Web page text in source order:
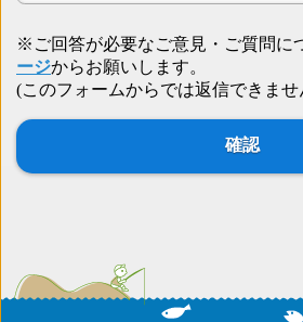
※ご回答が必要なご意見・ご質問に
ージからお願いします。
(このフォームからでは返信できませ